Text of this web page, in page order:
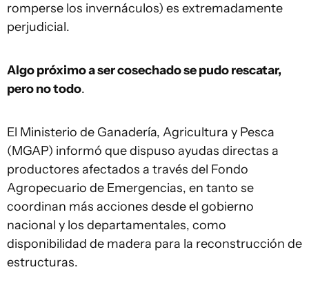
romperse los invernáculos) es extremadamente
perjudicial.
Algo próximo a ser cosechado se pudo rescatar,
pero no todo.
El Ministerio de Ganadería, Agricultura y Pesca
(MGAP) informó que dispuso ayudas directas a
productores afectados a través del Fondo
Agropecuario de Emergencias, en tanto se
coordinan más acciones desde el gobierno
nacional y los departamentales, como
disponibilidad de madera para la reconstrucción de
estructuras.